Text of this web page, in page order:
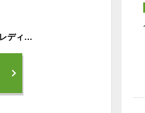
春秋 パーカー 2点セット ジャージ 上下セットアップ レディース ジップ スウェット スポーツパンツ 上下 カジュアル ルームウェア 部屋着 ゆったり 韓国風 体型カバー 大きいサイズ NTZ05 (ライトグレー, L)